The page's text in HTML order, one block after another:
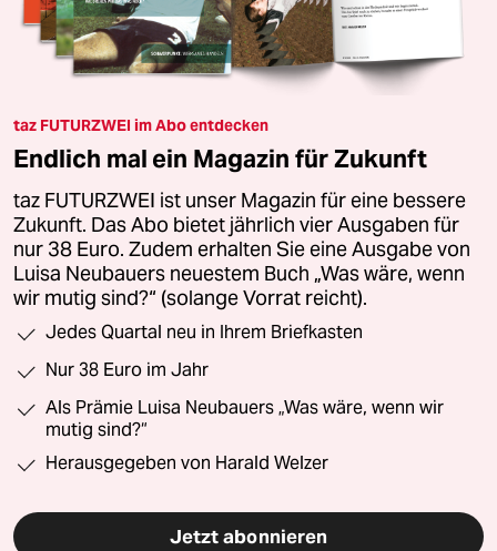
taz FUTURZWEI im Abo entdecken
Endlich mal ein Magazin für Zukunft
taz FUTURZWEI ist unser Magazin für eine bessere
Zukunft. Das Abo bietet jährlich vier Ausgaben für
nur 38 Euro. Zudem erhalten Sie eine Ausgabe von
Luisa Neubauers neuestem Buch „Was wäre, wenn
wir mutig sind?“ (solange Vorrat reicht).
Jedes Quartal neu in Ihrem Briefkasten
Nur 38 Euro im Jahr
Als Prämie Luisa Neubauers „Was wäre, wenn wir
mutig sind?“
Herausgegeben von Harald Welzer
Jetzt abonnieren